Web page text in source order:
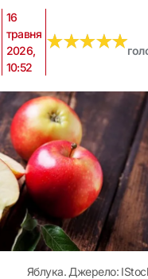
16
травня
2026,
10:52
★★★★★
★★★★★
Яблука. Джерело: